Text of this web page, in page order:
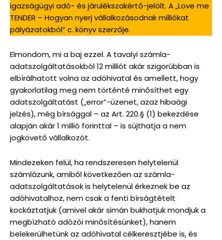
igazságügyi adó- és járulékszakértő-jelölt. A „Love me
TENDER – Hogyan nyerj vállalkozásodnak milliókat
pályázatokból” c. könyv szerzője.
Elmondom, mi a baj ezzel. A tavalyi számla-
adatszolgáltatásokból 12 milliót akár szigorúbban is
elbírálhatott volna az adóhivatal és amellett, hogy
gyakorlatilag meg nem történté minősíthet egy
adatszolgáltatást („error”-üzenet, azaz hibaági
jelzés), még bírsággal – az Art. 220.§ (1) bekezdése
alapján akár 1 millió forinttal – is sújthatja a nem
jogkövető vállalkozót.
Mindezeken felül, ha rendszeresen helytelenül
számlázunk, amiből következően az számla-
adatszolgáltatások is helytelenül érkeznek be az
adóhivatalhoz, nem csak a fenti bírságtételt
kockáztatjuk (amivel akár simán bukhatjuk mondjuk a
megbízható adózói minősítésünket), hanem
belekerülhetünk az adóhivatal célkeresztjébe is, és